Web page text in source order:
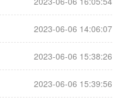
2023-06-06 14:06:07
2023-06-06 15:38:26
2023-06-06 15:39:56